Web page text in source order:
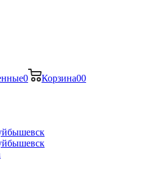
0 Корзина00